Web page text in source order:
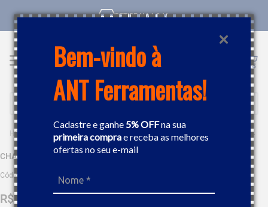
Bem-vindo à
ANT Ferramentas!
Cadastre e ganhe5% OFFna sua
primeira comprae receba as melhores
ofertas no seu e-mail
RETIRE NA LOJA
Buscar
FERRAMENTAS MANUAIS CHAVES CHAVE RODA 30X30MM GEDORE 026160
CHAVE RODA 30X30MM GEDORE 026160
Código
R$ 165